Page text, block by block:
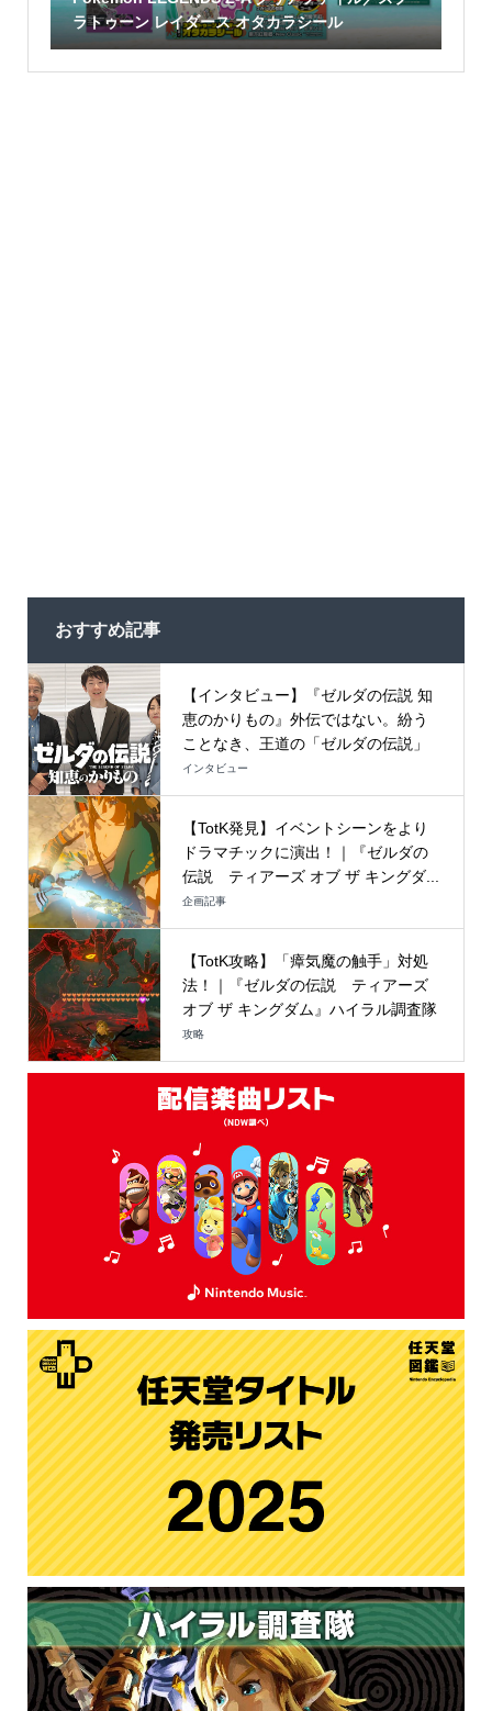
ラトゥーン レイダース オタカラシール
おすすめ記事
【インタビュー】『ゼルダの伝説 知
恵のかりもの』外伝ではない。紛う
ことなき、王道の「ゼルダの伝説」
インタビュー
【TotK発見】イベントシーンをより
ドラマチックに演出！｜『ゼルダの
伝説 ティアーズ オブ ザ キングダ...
企画記事
【TotK攻略】「瘴気魔の触手」対処
法！｜『ゼルダの伝説 ティアーズ
オブ ザ キングダム』ハイラル調査隊
攻略